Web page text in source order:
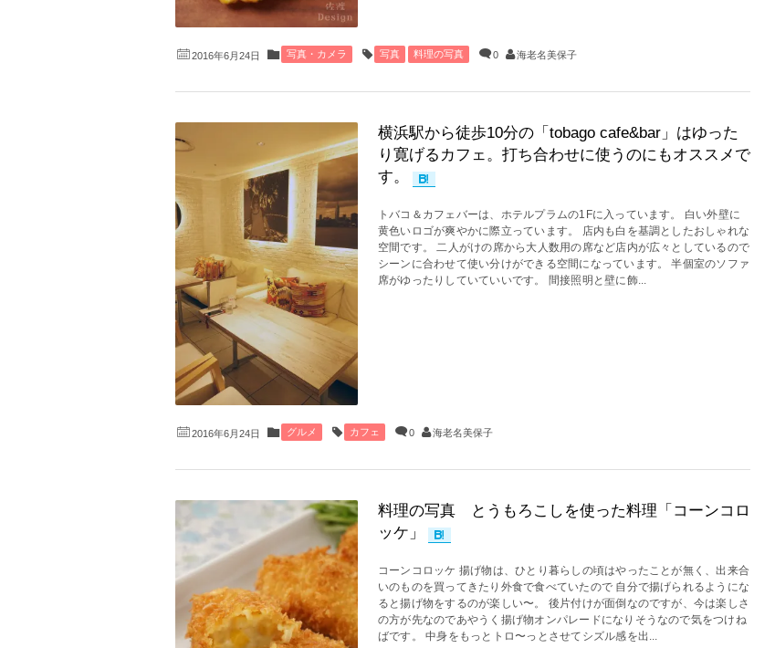
2016年6月24日 写真・カメラ 写真 料理の写真 0 海老名美保子
横浜駅から徒歩10分の「tobago cafe&bar」はゆった
り寛げるカフェ。打ち合わせに使うのにもオススメで
す。
トバコ＆カフェバーは、ホテルプラムの1Fに入っています。 白い外壁に
黄色いロゴが爽やかに際立っています。 店内も白を基調としたおしゃれな
空間です。 二人がけの席から大人数用の席など店内が広々としているので
シーンに合わせて使い分けができる空間になっています。 半個室のソファ
席がゆったりしていていいです。 間接照明と壁に飾...
2016年6月24日 グルメ カフェ 0 海老名美保子
料理の写真 とうもろこしを使った料理「コーンコロ
ッケ」
コーンコロッケ 揚げ物は、ひとり暮らしの頃はやったことが無く、出来合
いのものを買ってきたり外食で食べていたので 自分で揚げられるようにな
ると揚げ物をするのが楽しい〜。 後片付けが面倒なのですが、今は楽しさ
の方が先なのであやうく揚げ物オンパレードになりそうなので気をつけね
ばです。 中身をもっとトロ〜っとさせてシズル感を出...